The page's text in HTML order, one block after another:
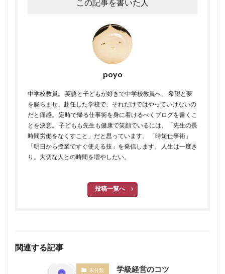
この記事を書いた人
poyo
中学校教員。 英語と子どもが好きで中学校教員へ。 希望と夢
を膨らませ、赴任した学校で、それだけではやっていけないの
だと痛感。 定時で帰る仕事術を身に着けるべくブログを書くこ
とを決意。 子どもも先生も健康で笑顔でいるには、「先生の長
時間労働をなくすこと」だと思っています。 「時短仕事術」
「明日から授業ですぐ使える技」を発信します。 人生は一度き
り。大切な人との時間を増やしたい。
投稿一覧へ
関連する記事
未分類 学級経営のコツ